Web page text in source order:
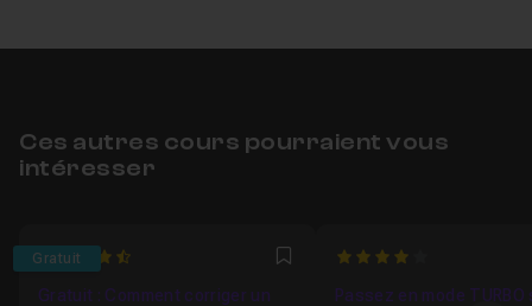
Ces autres cours pourraient vous
intéresser
Gratuit
4.8333333333333 Favori
Gratuit : Comment corriger un
4
Passez en mode TURBO